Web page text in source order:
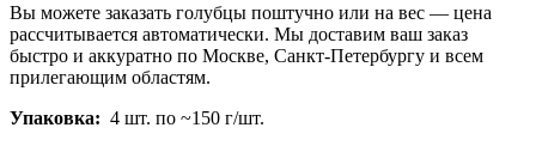
Вы можете заказать голубцы поштучно или на вес — цена
рассчитывается автоматически. Мы доставим ваш заказ
быстро и аккуратно по Москве, Санкт-Петербургу и всем
прилегающим областям.
Упаковка: 4 шт. по ~150 г/шт.